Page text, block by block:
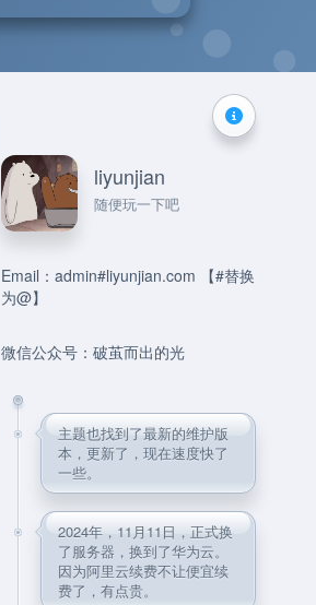
liyunjian
随便玩一下吧
Email：admin#liyunjian.com 【#替换
为@】
微信公众号：破茧而出的光
主题也找到了最新的维护版
本，更新了，现在速度快了
一些。
2024年，11月11日，正式换
了服务器，换到了华为云。
因为阿里云续费不让便宜续
费了，有点贵。